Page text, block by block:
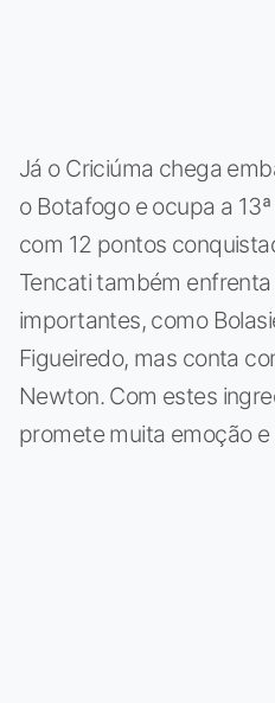
Já o Criciúma chega
o Botafogo e ocupa a
com 12 pontos
Tencati também
importantes, como
Figueiredo, mas conta
Newton. Com estes
promete muita emoção